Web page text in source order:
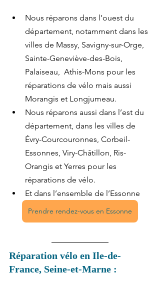
Nous réparons dans l’ouest du
département, notamment dans les
villes de Massy, Savigny-sur-Orge,
Sainte-Geneviève-des-Bois,
Palaiseau,  Athis-Mons pour les
réparations de vélo mais aussi
Morangis et Longjumeau.
Nous réparons aussi dans l’est du
département, dans les villes de
Évry-Courcouronnes, Corbeil-
Essonnes, Viry-Châtillon, Ris-
Orangis et Yerres pour les
réparations de vélo.
Et dans l’ensemble de l’Essonne
Prendre rendez-vous en Essonne
Réparation vélo en Ile-de-
France, Seine-et-Marne :